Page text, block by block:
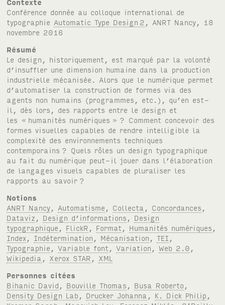
Contexte
Conférence donnée au colloque international de
typographie Automatic Type Design 2 , ANRT Nancy, 18
novembre 2016
Résumé
Le design, historiquement, est marqué par la volonté
d’insuffler une dimension humaine dans la production
industrielle mécanisée. Alors que le numérique permet
d’automatiser la construction de formes via des
agents non humains (programmes, etc.), qu’en est-
il, dès lors, des rapports entre le design et
les « humanités numériques » ? Comment concevoir des
formes visuelles capables de rendre intelligible la
complexité des environnements techniques
contemporains ? Quels rôles un design typographique
au fait du numérique peut-il jouer dans l’élaboration
de langages visuels capables de pluraliser les
rapports au savoir ?
Notions
ANRT Nancy, Automatisme , Collecta , Concordances ,
Dataviz , Design d’informations , Design
typographique , FlickR , Format , Humanités numériques ,
Index, Indétermination , Mécanisation ,TEI ,
Typographie ,Variable font ,Variation ,Web 2.0 ,
Wikipedia , Xerox STAR , XML
Personnes citées
Bihanic David , Bouville Thomas , Busa Roberto ,
Density Design Lab , Drucker Johanna , K. Dick Philip ,